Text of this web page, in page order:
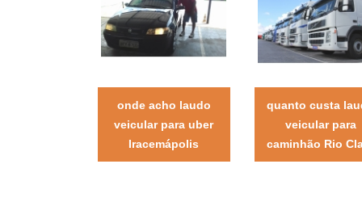
onde acho laudo
veicular para uber
Iracemápolis
quanto custa
veicular para
caminhão Rio